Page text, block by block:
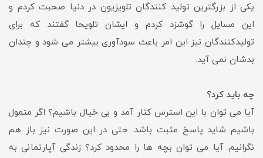
یکی از بزرگترین تولید کنندگان تلویزیون در دنیا صحبت کردم و
این مسایل را گوشزد کردم و ایشان تلویحا گفتند که برای
تولیدکنندگان نیز این امر باعث سودآوری بیشتر می شود و چندان
بدشان نمی آید.
چه باید کرد؟
آیا می توان با این استرس کنار آمد و بی خیال باشیم؟ اگر متمول
باشیم شاید پاسخ مثبت باشد. حتی در این صورت نیز باز هم
نگرانیم. آیا می توان بچه ها را محدود کرد؟ زندگی آپارتمانی به